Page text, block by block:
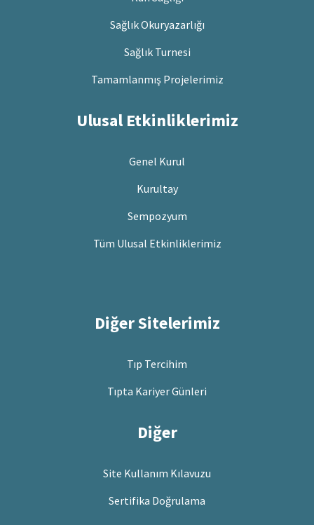
Sağlık Okuryazarlığı
Sağlık Turnesi
Tamamlanmış Projelerimiz
Ulusal Etkinliklerimiz
Genel Kurul
Kurultay
Sempozyum
Tüm Ulusal Etkinliklerimiz
Diğer Sitelerimiz
Tıp Tercihim
Tıpta Kariyer Günleri
Diğer
Site Kullanım Kılavuzu
Sertifika Doğrulama